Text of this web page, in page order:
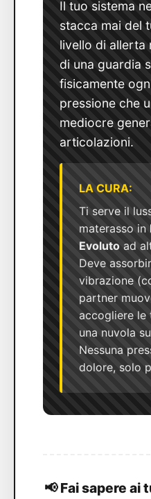
Il tuo sistema
stacca mai del
livello di allerta
di una guardia
fisicamente
pressione che
mediocre
articolazioni.
LA CURA:
Ti serve il
materasso in
Evoluto ad
Deve
vibrazione
partner
accogliere le
una nuvola
Nessuna
dolore, solo
📢 Fai sapere ai